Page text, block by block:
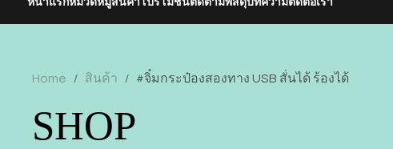
Home / สินค้า / #จิ๋มกระป๋องสองทาง USB สั่นได้ ร้องได้
SHOP